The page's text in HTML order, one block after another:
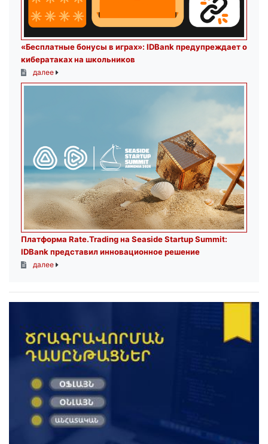
«Бесплатные бонусы в играх»: IDBank предупреждает о
кибератаках на школьников
далее
Платформа Rate.Trading на Seaside Startup Summit:
IDBank представил инновационное решение
далее